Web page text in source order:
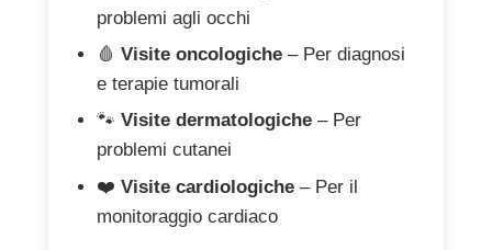
problemi agli occhi
🩸Visite oncologiche – Per diagnosi
e terapie tumorali
🐾Visite dermatologiche – Per
problemi cutanei
❤️Visite cardiologiche – Per il
monitoraggio cardiaco